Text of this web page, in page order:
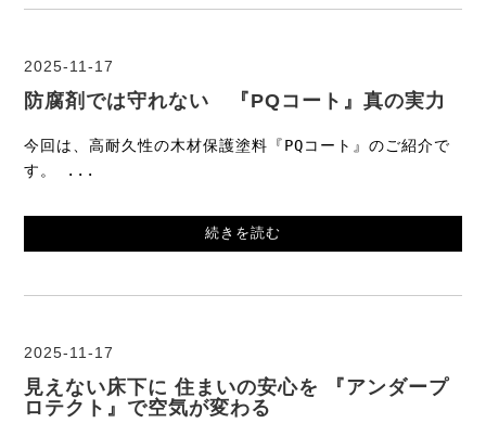
2025-11-17
防腐剤では守れない 『PQコート』真の実力
今回は、高耐久性の木材保護塗料『PQコート』のご紹介で
す。 ...
続きを読む
2025-11-17
見えない床下に 住まいの安心を 『アンダープ
ロテクト』で空気が変わる